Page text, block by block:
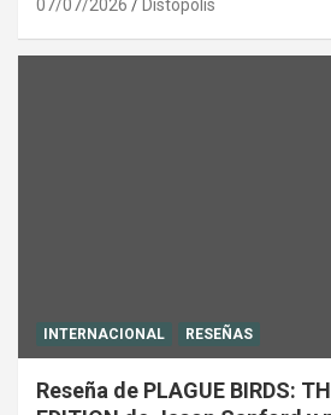
07/07/2026 Distópolis
INTERNACIONAL RESEÑAS
Reseña de PLAGUE BIRDS: